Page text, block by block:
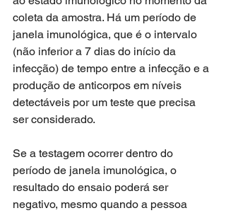
coleta da amostra. Há um período de
janela imunológica, que é o intervalo
(não inferior a 7 dias do início da
infecção) de tempo entre a infecção e a
produção de anticorpos em níveis
detectáveis por um teste que precisa
ser considerado.
Se a testagem ocorrer dentro do
período de janela imunológica, o
resultado do ensaio poderá ser
negativo, mesmo quando a pessoa